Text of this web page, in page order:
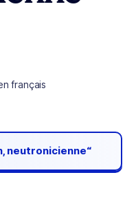
français
neutronicienne“